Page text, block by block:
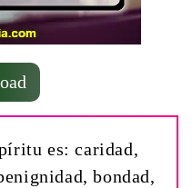
es: caridad,
bondad,